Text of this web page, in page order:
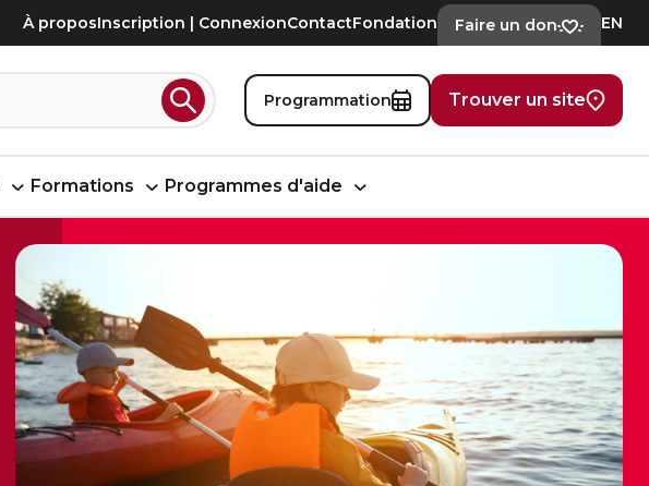
À proposInscription | ConnexionContactFondation Faire un don EN
RechercherProgrammation Trouver un site
Formations Programmes d'aide